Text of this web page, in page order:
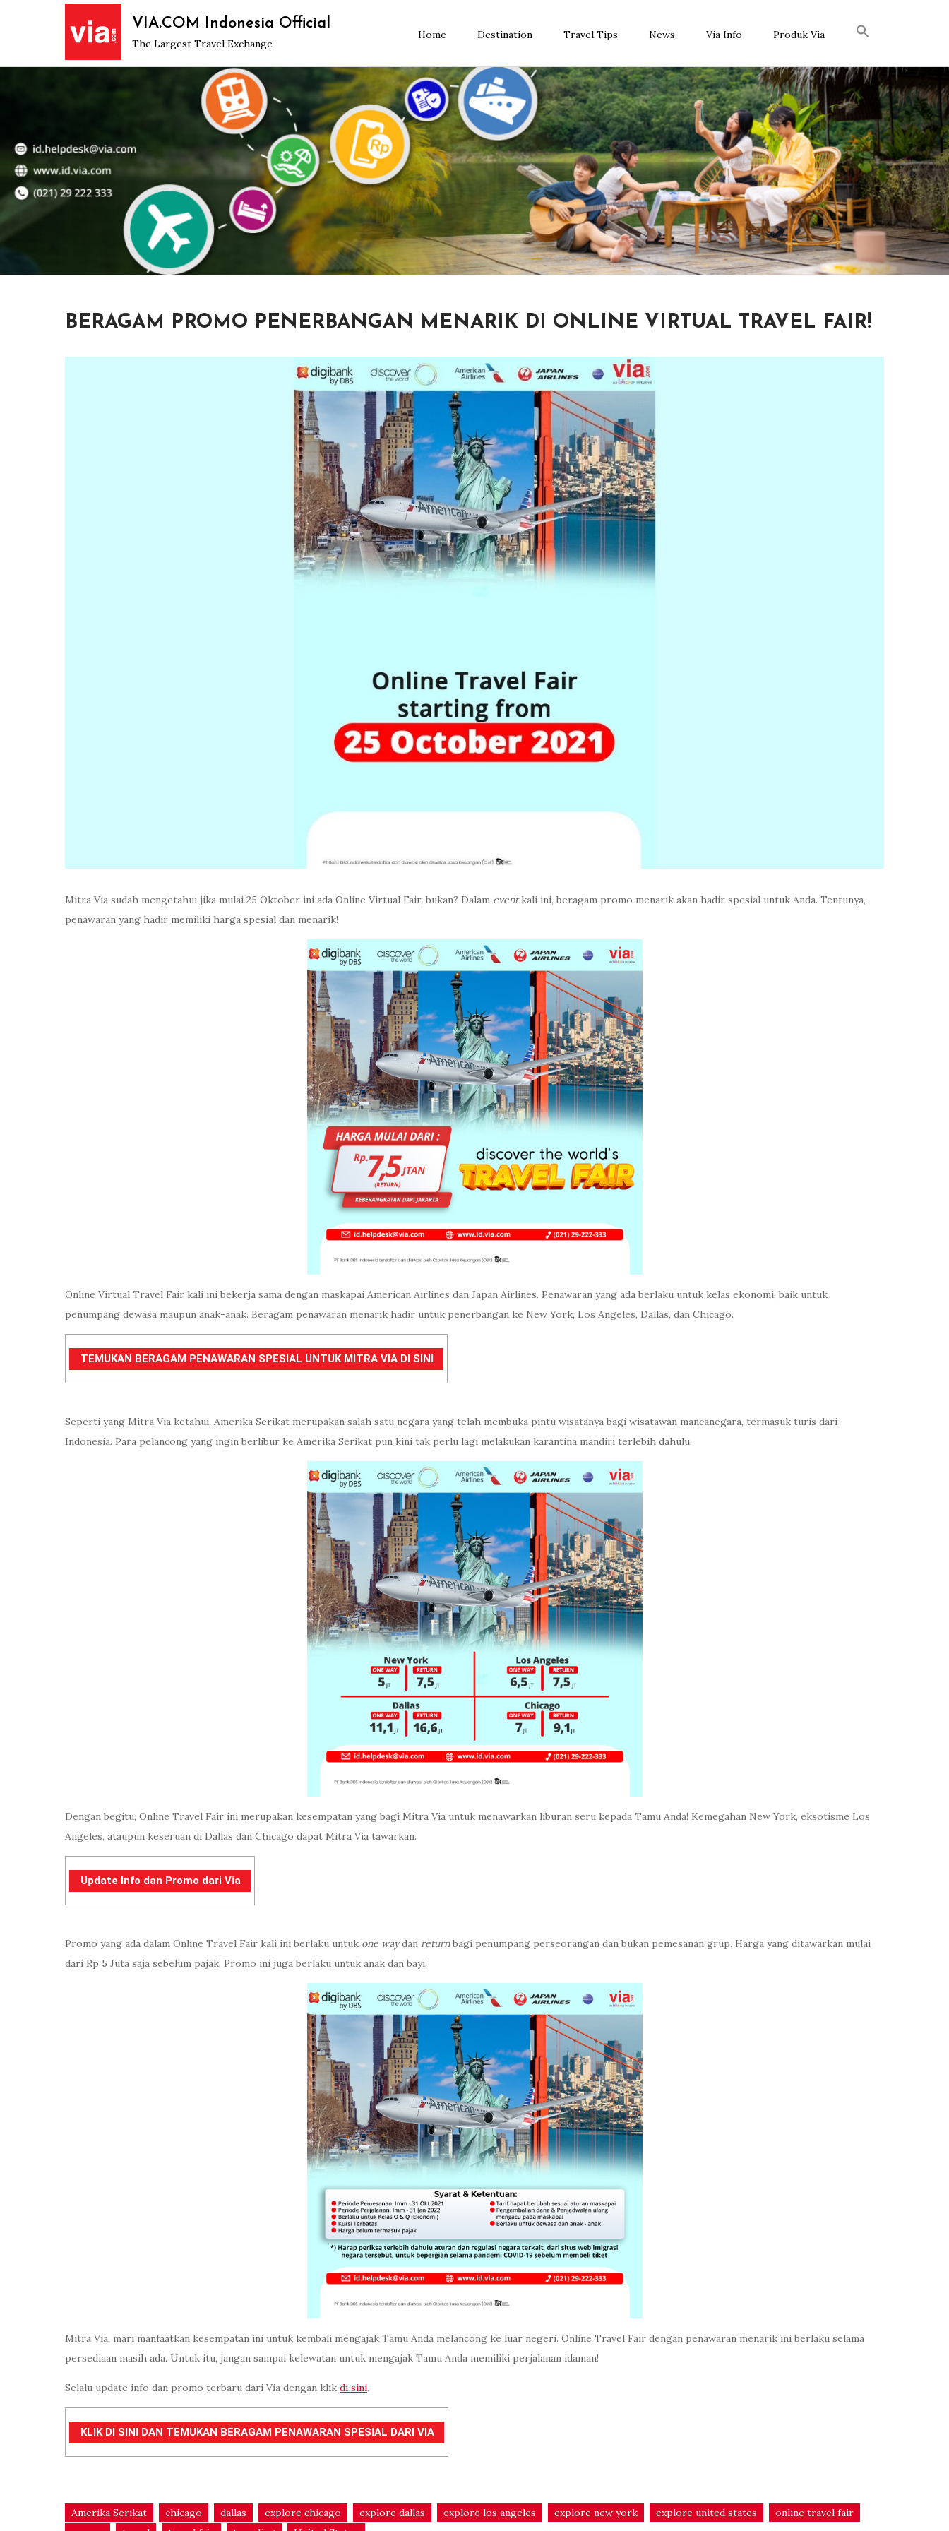
VIA.COM Indonesia Official
The Largest Travel Exchange
Home Destination Travel Tips News Via Info Produk Via
BERAGAM PROMO PENERBANGAN MENARIK DI ONLINE VIRTUAL TRAVEL FAIR!
Mitra Via sudah mengetahui jika mulai 25 Oktober ini ada Online Virtual Fair, bukan? Dalam eventkali ini, beragam promo menarik akan hadir spesial untuk Anda. Tentunya,
penawaran yang hadir memiliki harga spesial dan menarik!
Online Virtual Travel Fair kali ini bekerja sama dengan maskapai American Airlines dan Japan Airlines. Penawaran yang ada berlaku untuk kelas ekonomi, baik untuk
penumpang dewasa maupun anak-anak. Beragam penawaran menarik hadir untuk penerbangan ke New York, Los Angeles, Dallas, dan Chicago.
TEMUKAN BERAGAM PENAWARAN SPESIAL UNTUK MITRA VIA DI SINI
Seperti yang Mitra Via ketahui, Amerika Serikat merupakan salah satu negara yang telah membuka pintu wisatanya bagi wisatawan mancanegara, termasuk turis dari
Indonesia. Para pelancong yang ingin berlibur ke Amerika Serikat pun kini tak perlu lagi melakukan karantina mandiri terlebih dahulu.
Dengan begitu, Online Travel Fair ini merupakan kesempatan yang bagi Mitra Via untuk menawarkan liburan seru kepada Tamu Anda! Kemegahan New York, eksotisme Los
Angeles, ataupun keseruan di Dallas dan Chicago dapat Mitra Via tawarkan.
Update Info dan Promo dari Via
Promo yang ada dalam Online Travel Fair kali ini berlaku untuk one waydan returnbagi penumpang perseorangan dan bukan pemesanan grup. Harga yang ditawarkan mulai
dari Rp 5 Juta saja sebelum pajak. Promo ini juga berlaku untuk anak dan bayi.
Mitra Via, mari manfaatkan kesempatan ini untuk kembali mengajak Tamu Anda melancong ke luar negeri. Online Travel Fair dengan penawaran menarik ini berlaku selama
persediaan masih ada. Untuk itu, jangan sampai kelewatan untuk mengajak Tamu Anda memiliki perjalanan idaman!
Selalu update info dan promo terbaru dari Via dengan klik di sini.
KLIK DI SINI DAN TEMUKAN BERAGAM PENAWARAN SPESIAL DARI VIA
Amerika Serikat chicago dallas explore chicago explore dallas explore los angeles explore new york explore united states
online travel fair